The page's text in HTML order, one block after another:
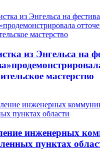
из Энгельса на
мастерство
инженерных
пунктах